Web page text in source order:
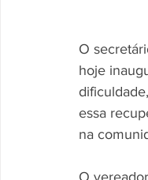
O
hoje
essa
na